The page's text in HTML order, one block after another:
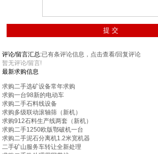
评论/留言汇总:已有条评论信息，点击查看/回复评论
暂无评论/留言!
最新求购信息
求购二手选矿设备常年求购
求购一台98新的电动车
求购二手石料线设备
求购多级联动滚轴筛（新机）
求购912石料生产线两套（新机）
求购二手1250欧版鄂破机一台
求购二手泥石分离机1.2米宽机器
二手矿山服务车转让全新处理